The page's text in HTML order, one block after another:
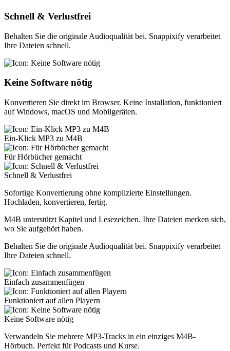
Schnell & Verlustfrei
Behalten Sie die originale Audioqualität bei. Snappixify verarbeitet
Ihre Dateien schnell.
Keine Software nötig
Konvertieren Sie direkt im Browser. Keine Installation, funktioniert
auf Windows, macOS und Mobilgeräten.
Ein-Klick MP3 zu M4B
Für Hörbücher gemacht
Schnell & Verlustfrei
Sofortige Konvertierung ohne komplizierte Einstellungen.
Hochladen, konvertieren, fertig.
M4B unterstützt Kapitel und Lesezeichen. Ihre Dateien merken sich,
wo Sie aufgehört haben.
Behalten Sie die originale Audioqualität bei. Snappixify verarbeitet
Ihre Dateien schnell.
Einfach zusammenfügen
Funktioniert auf allen Playern
Keine Software nötig
Verwandeln Sie mehrere MP3-Tracks in ein einziges M4B-
Hörbuch. Perfekt für Podcasts und Kurse.